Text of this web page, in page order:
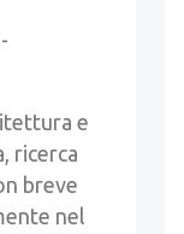
-
e
ricerca
breve
nel